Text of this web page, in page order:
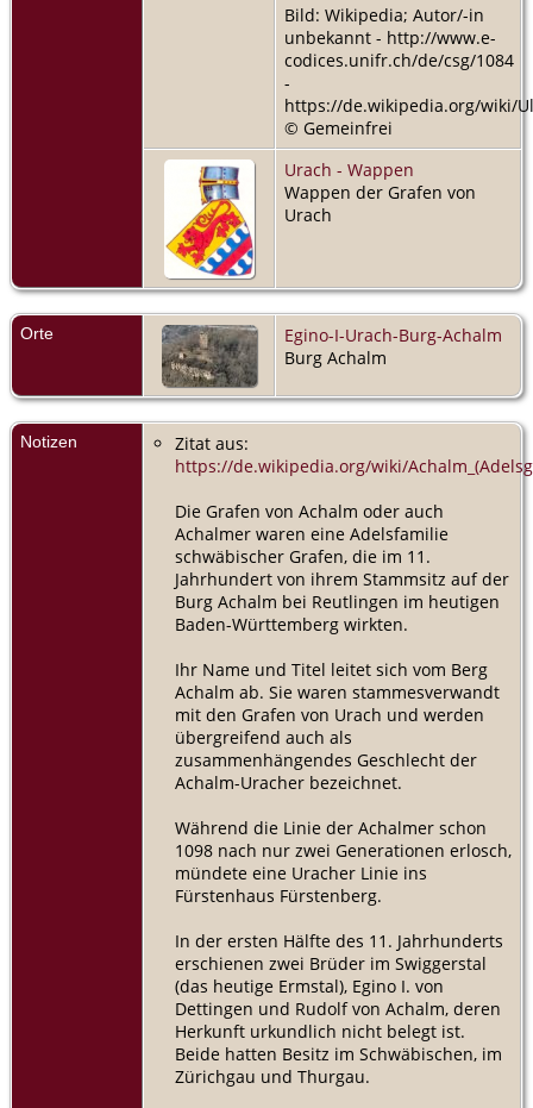
Bild: Wikipedia; Autor/-in
unbekannt - http://www.e-
codices.unifr.ch/de/csg/1084
-
https://de.wikipedia.org/wiki/
© Gemeinfrei
Urach - Wappen
Wappen der Grafen von
Urach
Orte
Egino-I-Urach-Burg-Achalm
Burg Achalm
Notizen
Zitat aus:
https://de.wikipedia.org/wiki/
Die Grafen von Achalm oder auch
Achalmer waren eine Adelsfamilie
schwäbischer Grafen, die im 11.
Jahrhundert von ihrem Stammsitz auf der
Burg Achalm bei Reutlingen im heutigen
Baden-Württemberg wirkten.
Ihr Name und Titel leitet sich vom Berg
Achalm ab. Sie waren stammesverwandt
mit den Grafen von Urach und werden
übergreifend auch als
zusammenhängendes Geschlecht der
Achalm-Uracher bezeichnet.
Während die Linie der Achalmer schon
1098 nach nur zwei Generationen erlosch,
mündete eine Uracher Linie ins
Fürstenhaus Fürstenberg.
In der ersten Hälfte des 11. Jahrhunderts
erschienen zwei Brüder im Swiggerstal
(das heutige Ermstal), Egino I. von
Dettingen und Rudolf von Achalm, deren
Herkunft urkundlich nicht belegt ist.
Beide hatten Besitz im Schwäbischen, im
Zürichgau und Thurgau.